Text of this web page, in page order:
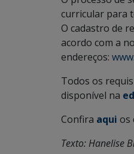
curricular para
O cadastro de
acordo com a
endereços:
Todos os
disponível na
Confira aqui os
Texto: Hanelise